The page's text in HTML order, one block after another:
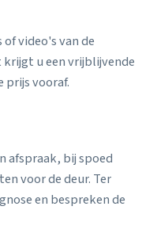
video's van de
u een vrijblijvende
prijs vooraf.
afspraak, bij spoed
voor de deur. Ter
en bespreken de